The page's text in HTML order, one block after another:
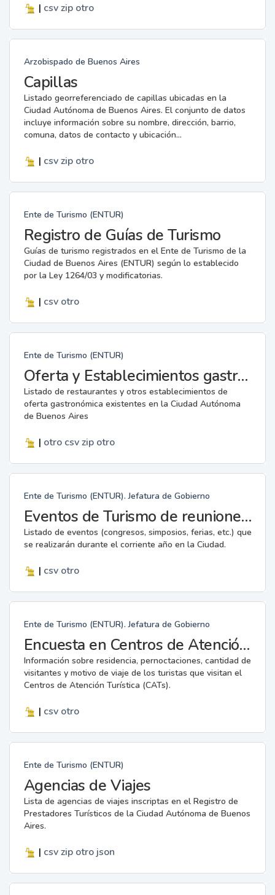
| csv zip otro
Arzobispado de Buenos Aires
Capillas
Listado georreferenciado de capillas ubicadas en la
Ciudad Autónoma de Buenos Aires. El conjunto de datos
incluye información sobre su nombre, dirección, barrio,
comuna, datos de contacto y ubicación...
| csv zip otro
Ente de Turismo (ENTUR)
Registro de Guías de Turismo
Guías de turismo registrados en el Ente de Turismo de la
Ciudad de Buenos Aires (ENTUR) según lo establecido
por la Ley 1264/03 y modificatorias.
| csv otro
Ente de Turismo (ENTUR)
Oferta y Establecimientos gastronómicos
Listado de restaurantes y otros establecimientos de
oferta gastronómica existentes en la Ciudad Autónoma
de Buenos Aires
| otro csv zip otro
Ente de Turismo (ENTUR). Jefatura de Gobierno
Eventos de Turismo de reuniones y Eventos deportivos internacionales
Listado de eventos (congresos, simposios, ferias, etc.) que
se realizarán durante el corriente año en la Ciudad.
| csv otro
Ente de Turismo (ENTUR). Jefatura de Gobierno
Encuesta en Centros de Atención Turística (CAT)
Información sobre residencia, pernoctaciones, cantidad de
visitantes y motivo de viaje de los turistas que visitan el
Centros de Atención Turística (CATs).
| csv otro
Ente de Turismo (ENTUR)
Agencias de Viajes
Lista de agencias de viajes inscriptas en el Registro de
Prestadores Turísticos de la Ciudad Autónoma de Buenos
Aires.
| csv zip otro json